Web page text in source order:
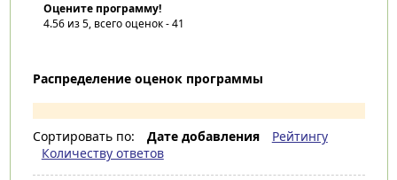
Оцените программу!
4.56из 5, всего оценок -41
Распределение оценок программы
Сортировать по: Дате добавления
Рейтингу
Количеству ответов